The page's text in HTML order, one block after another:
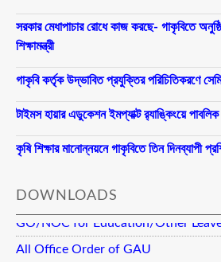
সরকার মেধাপাচার রোধে কাজ করছে- গাকৃবিতে
শিক্ষামন্ত্রী
গাকৃবি কর্তৃক উদ্ভাবিত প্রযুক্তির পরিচিতিকরণে
টাইমস হায়ার এডুকেশন ইমপ্যাক্ট র‍্যাঙ্কিংয়ে পাবলিক
কৃষি শিক্ষার মানোন্নয়নে গাকৃবিতে তিন দিনব্যাপী
DOWNLOADS
GO/NOC for Education/Other
All Office Order of GAU